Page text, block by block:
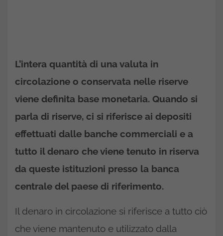
L’intera quantità di una valuta in
circolazione o conservata nelle riserve
viene definita base monetaria. Quando si
parla di riserve, ci si riferisce ai depositi
effettuati dalle banche commerciali e a
tutto il denaro che viene tenuto in riserva
da queste istituzioni presso la banca
centrale del paese di riferimento.
Il denaro in circolazione si riferisce a tutto ciò
che viene mantenuto e utilizzato dalla